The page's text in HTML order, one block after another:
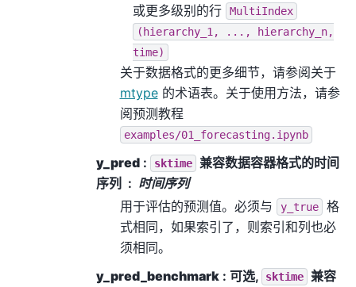
或更多级别的行
MultiIndex
(hierarchy_1,
...,
hierarchy_n,
time)
关于数据格式的更多细节，请参阅关于
mtype的术语表。关于使用方法，请参
阅预测教程
examples/01_forecasting.ipynb
y_pred: sktime 兼容数据容器格式的时间
序列
时间序列
用于评估的预测值。必须与
y_true
格
式相同，如果索引了，则索引和列也必
须相同。
y_pred_benchmark: 可选, sktime 兼容